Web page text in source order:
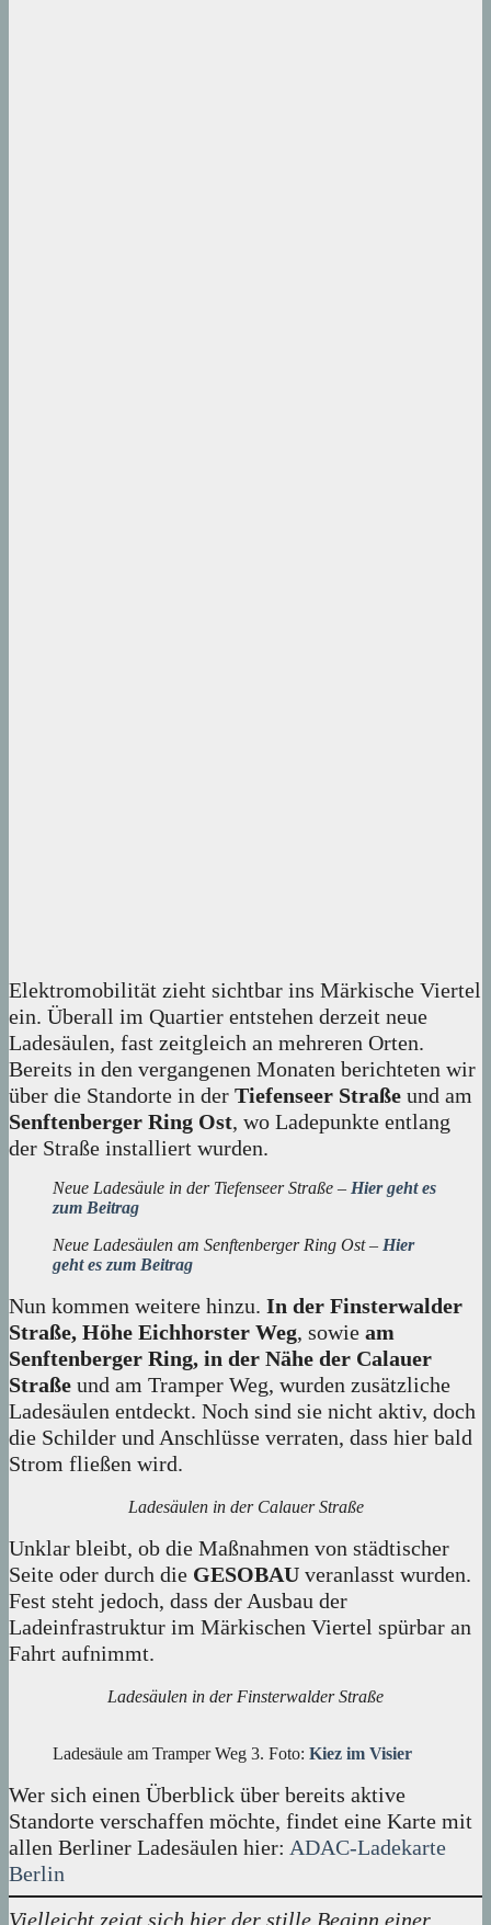
Elektromobilität zieht sichtbar ins Märkische Viertel
ein. Überall im Quartier entstehen derzeit neue
Ladesäulen, fast zeitgleich an mehreren Orten.
Bereits in den vergangenen Monaten berichteten wir
über die Standorte in der Tiefenseer Straße und am
Senftenberger Ring Ost, wo Ladepunkte entlang
der Straße installiert wurden.
Neue Ladesäule in der Tiefenseer Straße – Hier geht es
zum Beitrag
Neue Ladesäulen am Senftenberger Ring Ost – Hier
geht es zum Beitrag
Nun kommen weitere hinzu. In der Finsterwalder
Straße, Höhe Eichhorster Weg, sowie am
Senftenberger Ring, in der Nähe der Calauer
Straße und am Tramper Weg, wurden zusätzliche
Ladesäulen entdeckt. Noch sind sie nicht aktiv, doch
die Schilder und Anschlüsse verraten, dass hier bald
Strom fließen wird.
Ladesäulen in der Calauer Straße
Unklar bleibt, ob die Maßnahmen von städtischer
Seite oder durch die GESOBAU veranlasst wurden.
Fest steht jedoch, dass der Ausbau der
Ladeinfrastruktur im Märkischen Viertel spürbar an
Fahrt aufnimmt.
Ladesäulen in der Finsterwalder Straße
Ladesäule am Tramper Weg 3. Foto: Kiez im Visier
Wer sich einen Überblick über bereits aktive
Standorte verschaffen möchte, findet eine Karte mit
allen Berliner Ladesäulen hier: ADAC-Ladekarte
Berlin
Vielleicht zeigt sich hier der stille Beginn einer